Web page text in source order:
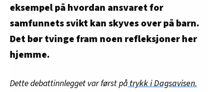
eksempel på hvordan ansvaret for
samfunnets svikt kan skyves over på barn.
Det bør tvinge fram noen refleksjoner her
hjemme.
Dette debattinnlegget var først på trykk i Dagsavisen.